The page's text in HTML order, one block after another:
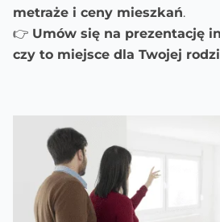
metraże i ceny mieszkań.
👉 Umów się na prezentację
czy to miejsce dla Twojej